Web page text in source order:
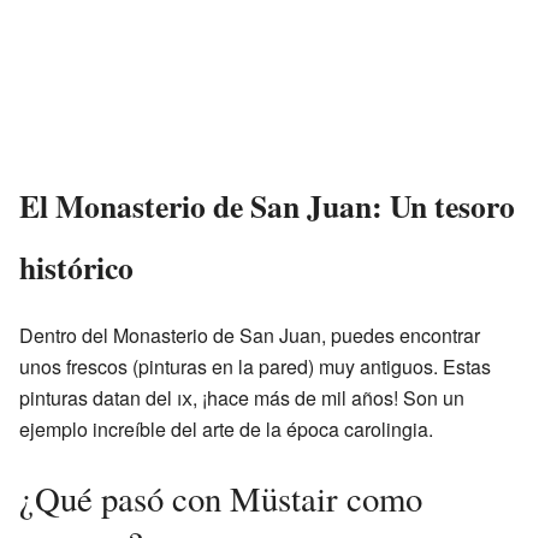
El Monasterio de San Juan: Un tesoro
histórico
Dentro del Monasterio de San Juan, puedes encontrar
unos frescos (pinturas en la pared) muy antiguos. Estas
pinturas datan del ix, ¡hace más de mil años! Son un
ejemplo increíble del arte de la época carolingia.
¿Qué pasó con Müstair como